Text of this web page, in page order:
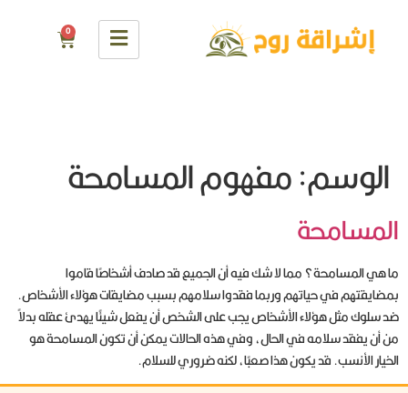
0
الوسم:مفهوم المسامحة
المسامحة
ما هي المسامحة؟ مما لا شك فيه أن الجميع قد صادف أشخاصًا قاموا
بمضايقتهم في حياتهم وربما فقدوا سلامهم بسبب مضايقات هؤلاء الأشخاص.
ضد سلوك مثل هؤلاء الأشخاص يجب على الشخص أن يفعل شيئًا يهدئ عقله بدلاً
من أن يفقد سلامه في الحال، وفي هذه الحالات يمكن أن تكون المسامحة هو
الخيار الأنسب. قد يكون هذا صعبًا، لكنه ضروري للسلام.